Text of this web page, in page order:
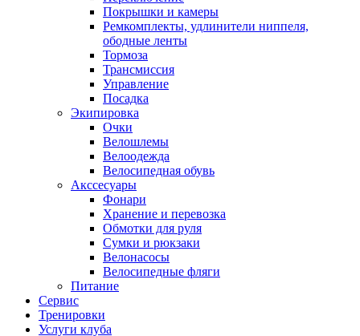
Покрышки и камеры
Ремкомплекты, удлинители ниппеля,
ободные ленты
Тормоза
Трансмиссия
Управление
Посадка
Экипировка
Очки
Велошлемы
Велоодежда
Велосипедная обувь
Акссесуары
Фонари
Хранение и перевозка
Обмотки для руля
Сумки и рюкзаки
Велонасосы
Велосипедные фляги
Питание
Сервис
Тренировки
Услуги клуба